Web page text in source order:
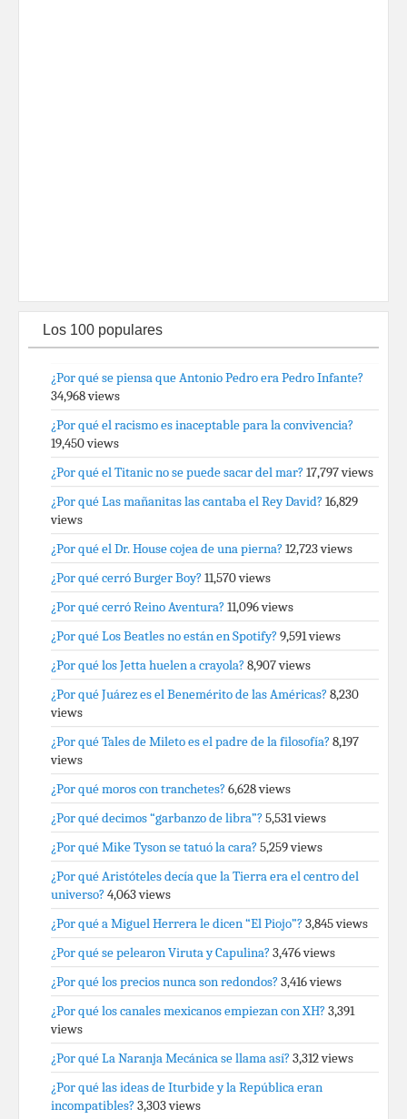
Los 100 populares
¿Por qué se piensa que Antonio Pedro era Pedro Infante?
34,968 views
¿Por qué el racismo es inaceptable para la convivencia?
19,450 views
¿Por qué el Titanic no se puede sacar del mar? 17,797 views
¿Por qué Las mañanitas las cantaba el Rey David? 16,829
views
¿Por qué el Dr. House cojea de una pierna? 12,723 views
¿Por qué cerró Burger Boy? 11,570 views
¿Por qué cerró Reino Aventura? 11,096 views
¿Por qué Los Beatles no están en Spotify? 9,591 views
¿Por qué los Jetta huelen a crayola? 8,907 views
¿Por qué Juárez es el Benemérito de las Américas? 8,230
views
¿Por qué Tales de Mileto es el padre de la filosofía? 8,197
views
¿Por qué moros con tranchetes? 6,628 views
¿Por qué decimos “garbanzo de libra”? 5,531 views
¿Por qué Mike Tyson se tatuó la cara? 5,259 views
¿Por qué Aristóteles decía que la Tierra era el centro del
universo? 4,063 views
¿Por qué a Miguel Herrera le dicen “El Piojo”? 3,845 views
¿Por qué se pelearon Viruta y Capulina? 3,476 views
¿Por qué los precios nunca son redondos? 3,416 views
¿Por qué los canales mexicanos empiezan con XH? 3,391
views
¿Por qué La Naranja Mecánica se llama así? 3,312 views
¿Por qué las ideas de Iturbide y la República eran
incompatibles? 3,303 views